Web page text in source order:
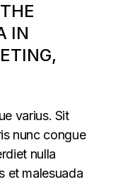
IN
varius. Sit
nunc congue
nulla
et malesuada